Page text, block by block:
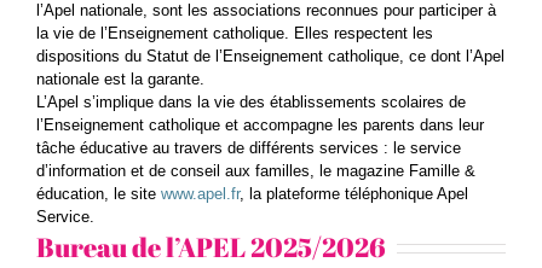
l’Apel nationale, sont les associations reconnues pour participer à
la vie de l’Enseignement catholique. Elles respectent les
dispositions du Statut de l’Enseignement catholique, ce dont l’Apel
nationale est la garante.
L’Apel s’implique dans la vie des établissements scolaires de
l’Enseignement catholique et accompagne les parents dans leur
tâche éducative au travers de différents services : le service
d’information et de conseil aux familles, le magazine Famille &
éducation, le site www.apel.fr, la plateforme téléphonique Apel
Service.
Bureau de l’APEL 2025/2026